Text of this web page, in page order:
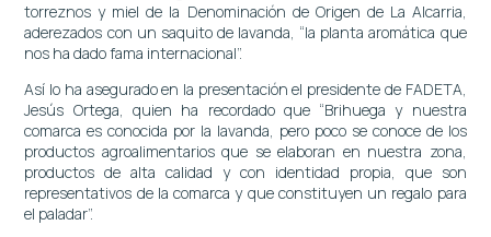
torreznos y miel de la Denominación de Origen de La Alcarria,
aderezados con un saquito de lavanda, “la planta aromática que
nos ha dado fama internacional”.
Así lo ha asegurado en la presentación el presidente de FADETA,
Jesús Ortega, quien ha recordado que “Brihuega y nuestra
comarca es conocida por la lavanda, pero poco se conoce de los
productos agroalimentarios que se elaboran en nuestra zona,
productos de alta calidad y con identidad propia, que son
representativos de la comarca y que constituyen un regalo para
el paladar”.